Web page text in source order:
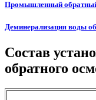
Промышленный обратный
Деминерализация воды
Состав
обратного